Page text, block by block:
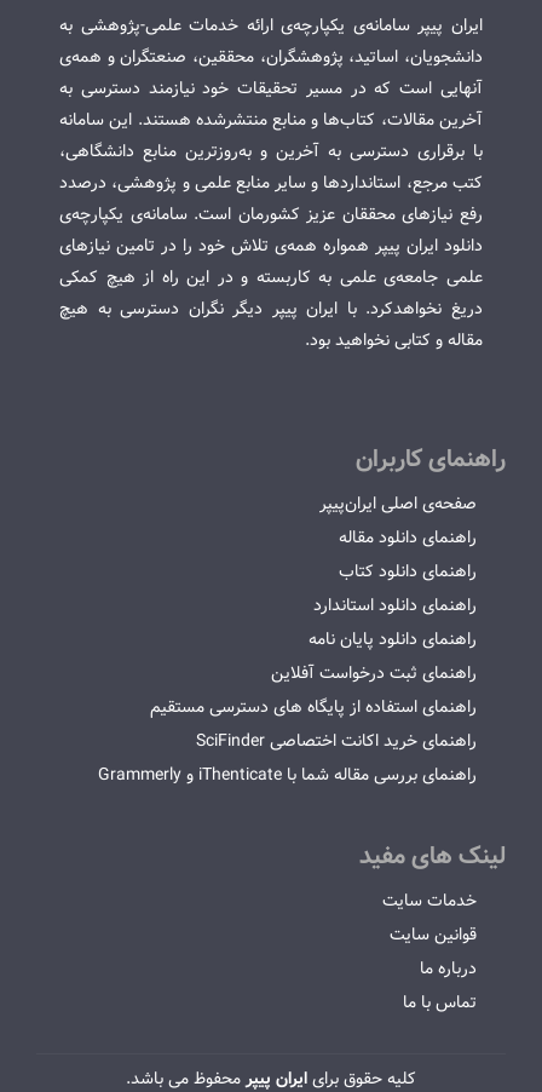
ایران پیپر سامانه‌ی یکپارچه‌ی ارائه خدمات علمی-پژوهشی به
دانشجویان، اساتید، پژوهشگران، محققین، صنعتگران و همه‌ی
آنهایی است که در مسیر تحقیقات خود نیازمند دسترسی به
آخرین مقالات، کتاب‌ها و منابع منتشرشده هستند. این سامانه
با برقراری دسترسی به آخرین و به‌روزترین منابع دانشگاهی،
کتب مرجع، استانداردها و سایر منابع علمی و پژوهشی، درصدد
رفع نیازهای محققان عزیز کشورمان است. سامانه‌ی یکپارچه‌ی
دانلود ایران پیپر همواره همه‌ی تلاش خود را در تامین نیازهای
علمی جامعه‌ی علمی به کاربسته و در این راه از هیچ کمکی
دریغ نخواهدکرد. با ایران پیپر دیگر نگران دسترسی به هیچ
مقاله و کتابی نخواهید بود.
راهنمای کاربران
صفحه‌ی اصلی ایران‌پیپر
راهنمای دانلود مقاله
راهنمای دانلود کتاب
راهنمای دانلود استاندارد
راهنمای دانلود پایان نامه
راهنمای ثبت درخواست آفلاین
راهنمای استفاده از پایگاه های دسترسی مستقیم
راهنمای خرید اکانت اختصاصی SciFinder
راهنمای بررسی مقاله شما با iThenticate و Grammerly
لینک های مفید
خدمات سایت
قوانین سایت
درباره ما
تماس با ما
کلیه حقوق برایایران پیپرمحفوظ می باشد.